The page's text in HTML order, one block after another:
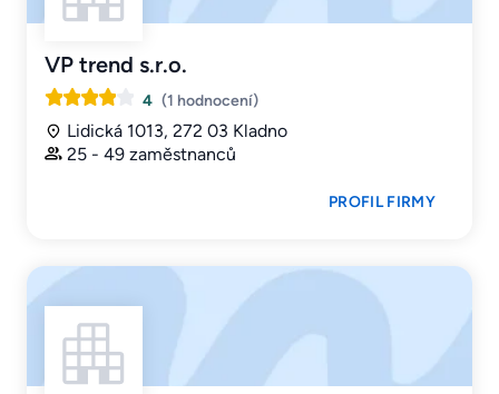
VP trend s.r.o.
4 (1 hodnocení)
Lidická 1013, 272 03 Kladno
25 - 49 zaměstnanců
PROFIL FIRMY